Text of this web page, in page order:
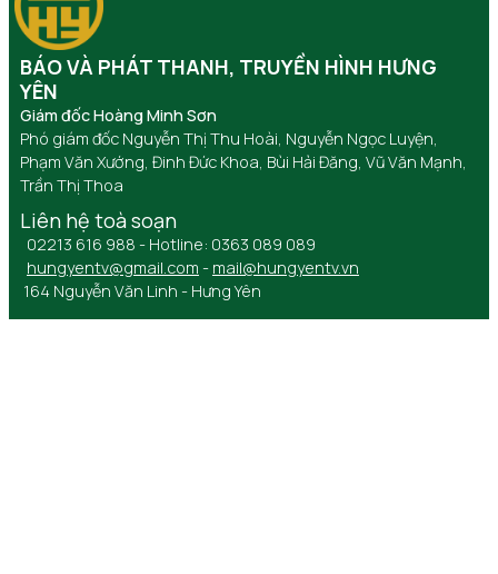
BÁO VÀ PHÁT THANH, TRUYỀN HÌNH HƯNG
YÊN
Giám đốc Hoàng Minh Sơn
Phó giám đốc Nguyễn Thị Thu Hoài, Nguyễn Ngọc Luyện,
Phạm Văn Xướng, Đinh Đức Khoa, Bùi Hải Đăng, Vũ Văn Mạnh,
Trần Thị Thoa
Liên hệ toà soạn
02213 616 988 - Hotline: 0363 089 089
hungyentv@gmail.com - mail@hungyentv.vn
164 Nguyễn Văn Linh - Hưng Yên